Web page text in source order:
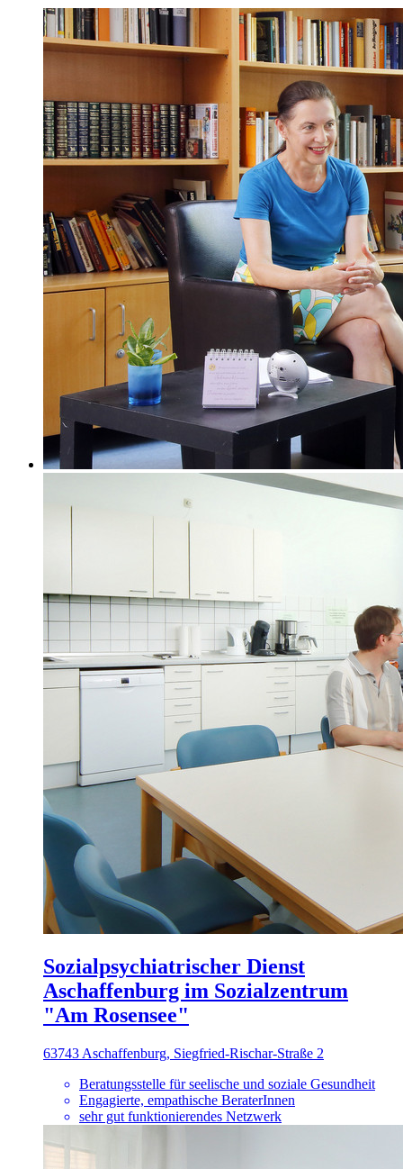
Sozialpsychiatrischer Dienst
Aschaffenburg im Sozialzentrum
"Am Rosensee"
63743 Aschaffenburg, Siegfried-Rischar-Straße 2
Beratungsstelle für seelische und soziale Gesundheit
Engagierte, empathische BeraterInnen
sehr gut funktionierendes Netzwerk